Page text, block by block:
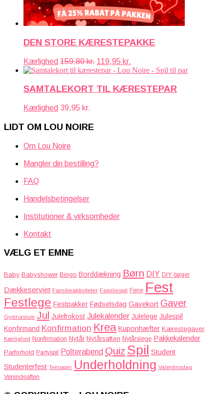
DEN STORE KÆRESTEPAKKE
Kærlighed 159,80kr. Den
oprindelige
var:
119,95 kr.
aktuelle
er:
SAMTALEKORT TIL KÆRESTEPAR
Kærlighed 39,95 kr.
LIDT OM LOU NOIRE
Om Lou Noire
Mangler din bestilling?
FAQ
Handelsbetingelser
Institutioner & virksomheder
Kontakt
VÆLG ET EMNE
Baby Babyshower Bingo Borddækning Børn DIY DIY-bøger
Dækkeserviet Familieaktiviteter Familiespil Ferie Fest
Festlege Festpakker Fødselsdag Gavekort Gaver
Gymnasium Jul Julefrokost Julekalender Julelege Julespil
Konfirmand Konfirmation Krea Kuponhæfter Kærestegaver
Kærlighed Nonfirmation Nytår Nytårsaften Nytårslege Pakkekalender
Parforhold Partyspil Polterabend Quiz Spil Student
Studenterfest Teenager Underholdning Valentinsdag
Venindeaften